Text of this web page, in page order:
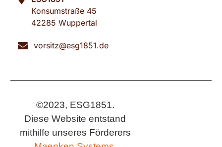
Konsumstraße 45
42285 Wuppertal
vorsitz@esg1851.de
©2023, ESG1851.
Diese Website entstand
mithilfe unseres Förderers